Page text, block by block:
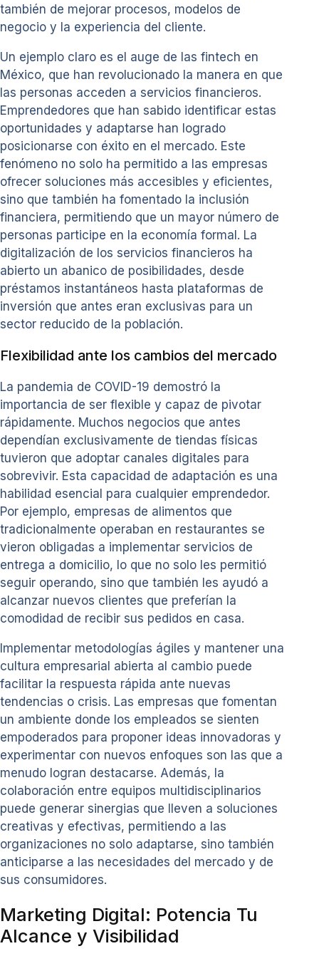
también de mejorar procesos, modelos de
negocio y la experiencia del cliente.
Un ejemplo claro es el auge de las fintech en
México, que han revolucionado la manera en que
las personas acceden a servicios financieros.
Emprendedores que han sabido identificar estas
oportunidades y adaptarse han logrado
posicionarse con éxito en el mercado. Este
fenómeno no solo ha permitido a las empresas
ofrecer soluciones más accesibles y eficientes,
sino que también ha fomentado la inclusión
financiera, permitiendo que un mayor número de
personas participe en la economía formal. La
digitalización de los servicios financieros ha
abierto un abanico de posibilidades, desde
préstamos instantáneos hasta plataformas de
inversión que antes eran exclusivas para un
sector reducido de la población.
Flexibilidad ante los cambios del mercado
La pandemia de COVID-19 demostró la
importancia de ser flexible y capaz de pivotar
rápidamente. Muchos negocios que antes
dependían exclusivamente de tiendas físicas
tuvieron que adoptar canales digitales para
sobrevivir. Esta capacidad de adaptación es una
habilidad esencial para cualquier emprendedor.
Por ejemplo, empresas de alimentos que
tradicionalmente operaban en restaurantes se
vieron obligadas a implementar servicios de
entrega a domicilio, lo que no solo les permitió
seguir operando, sino que también les ayudó a
alcanzar nuevos clientes que preferían la
comodidad de recibir sus pedidos en casa.
Implementar metodologías ágiles y mantener una
cultura empresarial abierta al cambio puede
facilitar la respuesta rápida ante nuevas
tendencias o crisis. Las empresas que fomentan
un ambiente donde los empleados se sienten
empoderados para proponer ideas innovadoras y
experimentar con nuevos enfoques son las que a
menudo logran destacarse. Además, la
colaboración entre equipos multidisciplinarios
puede generar sinergias que lleven a soluciones
creativas y efectivas, permitiendo a las
organizaciones no solo adaptarse, sino también
anticiparse a las necesidades del mercado y de
sus consumidores.
Marketing Digital: Potencia Tu
Alcance y Visibilidad